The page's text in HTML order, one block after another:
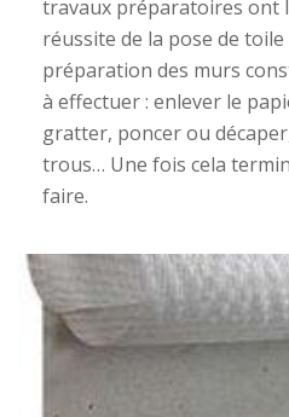
travaux préparatoires ont
réussite de la pose de toile
préparation des murs
à effectuer : enlever le
gratter, poncer ou
trous… Une fois cela
faire.